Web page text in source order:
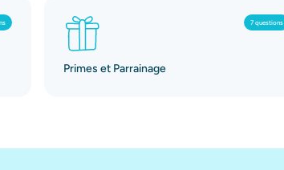
7 questions
Primes et Parrainage